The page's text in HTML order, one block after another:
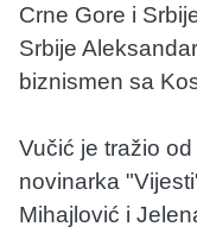
Crne Gore i
Srbije
biznismen sa
Vučić je tražio
novinarka
Mihajlović i